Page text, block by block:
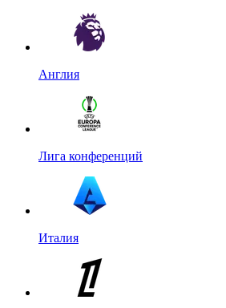
Англия
Лига конференций
Италия